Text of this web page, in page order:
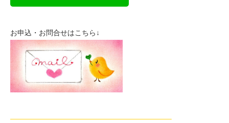
お申込・お問合せはこちら↓
——————————————————————–